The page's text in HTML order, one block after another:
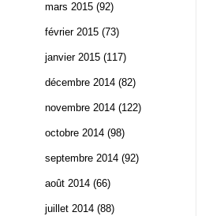
mars 2015 (92)
février 2015 (73)
janvier 2015 (117)
décembre 2014 (82)
novembre 2014 (122)
octobre 2014 (98)
septembre 2014 (92)
août 2014 (66)
juillet 2014 (88)